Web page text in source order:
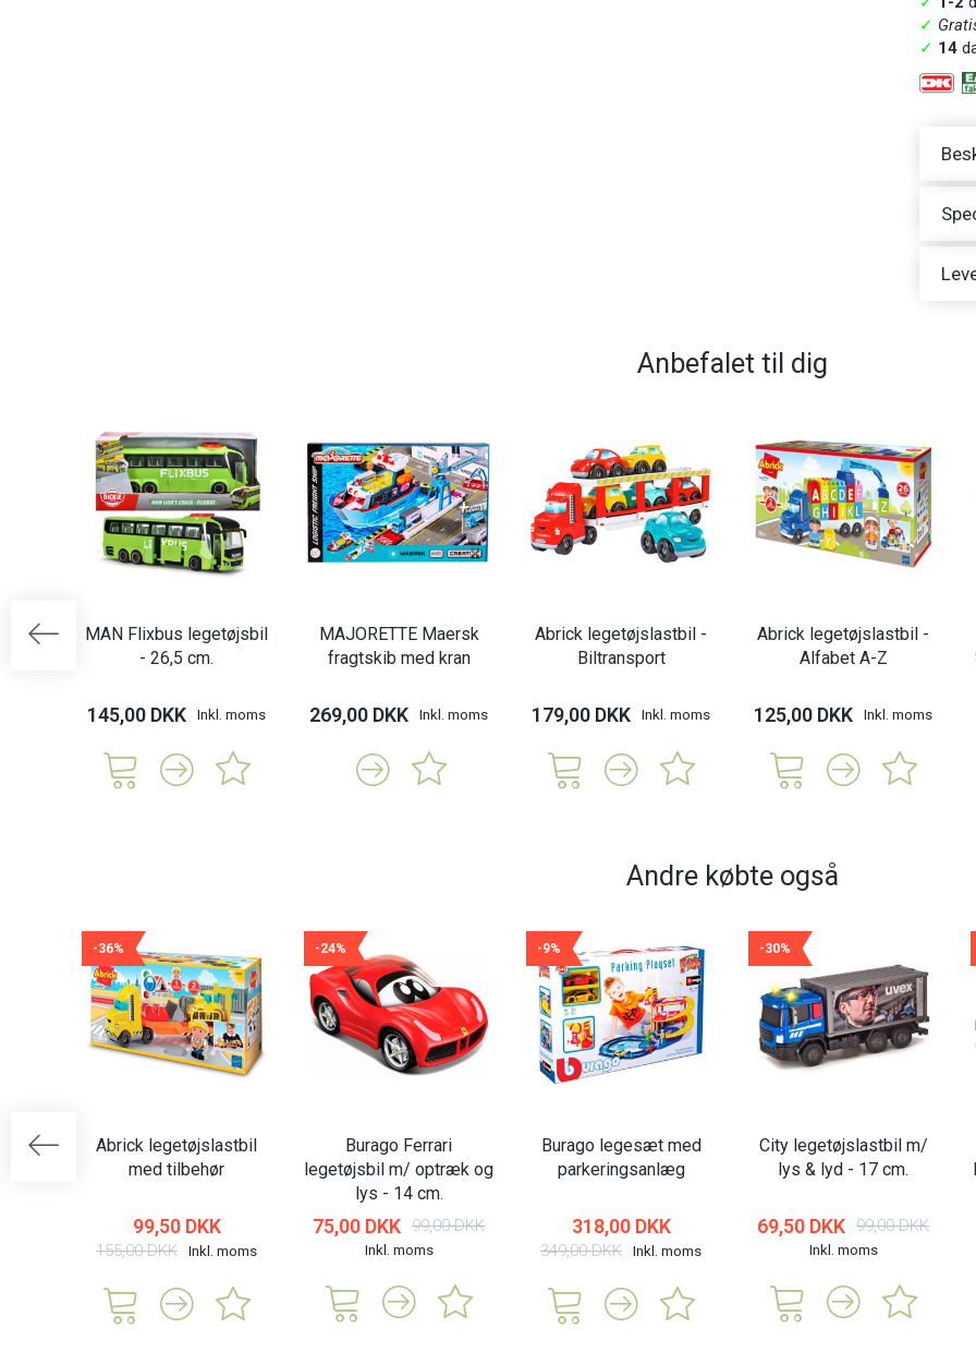
✓
✓ 14
Anbefalet til dig
MAN Flixbus legetøjsbil
- 26,5 cm.
145,00 DKK Inkl. moms
MAJORETTE Maersk
fragtskib med kran
269,00 DKK Inkl. moms
Abrick legetøjslastbil -
Biltransport
179,00 DKK Inkl. moms
Abrick legetøjslastbil -
Alfabet A-Z
125,00 DKK Inkl. moms
Andre købte også
-36%
Abrick legetøjslastbil
med tilbehør
99,50 DKK
155,00 DKK Inkl. moms
-24%
Burago Ferrari
legetøjsbil m/ optræk og
lys - 14 cm.
75,00 DKK 99,00 DKK
Inkl. moms
-9%
Burago legesæt med
parkeringsanlæg
318,00 DKK
349,00 DKK Inkl. moms
-30%
City legetøjslastbil m/
lys & lyd - 17 cm.
69,50 DKK 99,00 DKK
Inkl. moms